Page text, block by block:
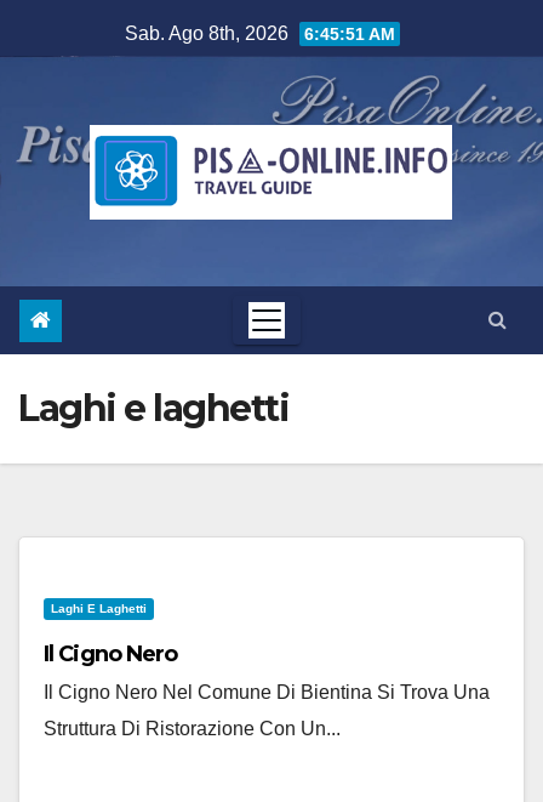
al
Sab. Ago 8th, 2026 6:45:52 AM
Laghi e laghetti
Laghi E Laghetti
Il Cigno Nero
Il Cigno Nero Nel Comune Di Bientina Si Trova Una
Struttura Di Ristorazione Con Un...